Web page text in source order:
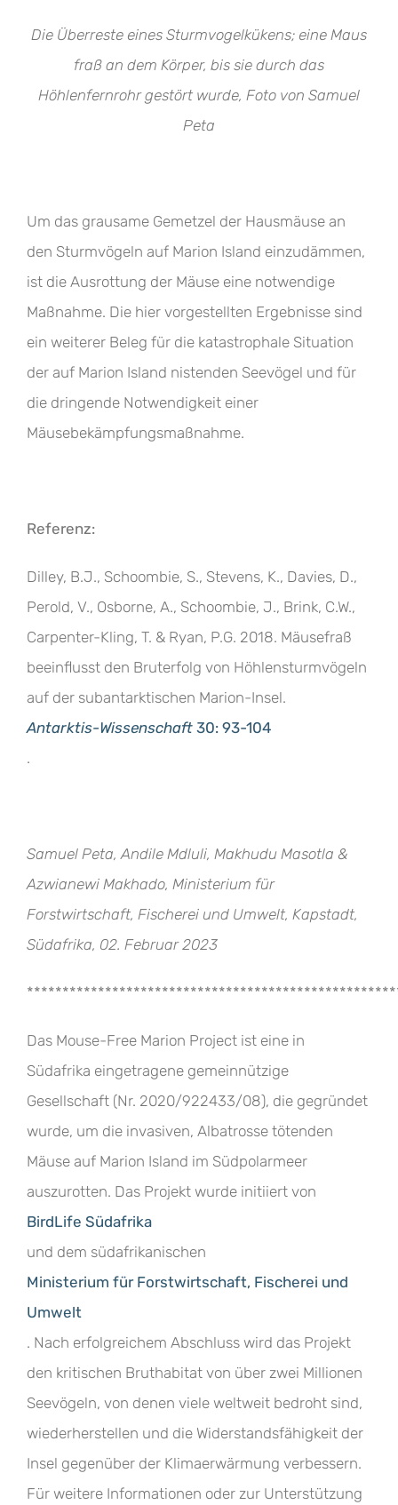
Die Überreste eines Sturmvogelkükens; eine Maus
fraß an dem Körper, bis sie durch das
Höhlenfernrohr gestört wurde, Foto von Samuel
Peta
Um das grausame Gemetzel der Hausmäuse an
den Sturmvögeln auf Marion Island einzudämmen,
ist die Ausrottung der Mäuse eine notwendige
Maßnahme. Die hier vorgestellten Ergebnisse sind
ein weiterer Beleg für die katastrophale Situation
der auf Marion Island nistenden Seevögel und für
die dringende Notwendigkeit einer
Mäusebekämpfungsmaßnahme.
Referenz:
Dilley, B.J., Schoombie, S., Stevens, K., Davies, D.,
Perold, V., Osborne, A., Schoombie, J., Brink, C.W.,
Carpenter-Kling, T. & Ryan, P.G. 2018. Mäusefraß
beeinflusst den Bruterfolg von Höhlensturmvögeln
auf der subantarktischen Marion-Insel.
Antarktis-Wissenschaft 30: 93-104
.
Samuel Peta, Andile Mdluli, Makhudu Masotla &
Azwianewi Makhado, Ministerium für
Forstwirtschaft, Fischerei und Umwelt, Kapstadt,
Südafrika, 02. Februar 2023
Das Mouse-Free Marion Project ist eine in
Südafrika eingetragene gemeinnützige
Gesellschaft (Nr. 2020/922433/08), die gegründet
wurde, um die invasiven, Albatrosse tötenden
Mäuse auf Marion Island im Südpolarmeer
auszurotten. Das Projekt wurde initiiert von
BirdLife Südafrika
und dem südafrikanischen
Ministerium für Forstwirtschaft, Fischerei und
Umwelt
. Nach erfolgreichem Abschluss wird das Projekt
den kritischen Bruthabitat von über zwei Millionen
Seevögeln, von denen viele weltweit bedroht sind,
wiederherstellen und die Widerstandsfähigkeit der
Insel gegenüber der Klimaerwärmung verbessern.
Für weitere Informationen oder zur Unterstützung